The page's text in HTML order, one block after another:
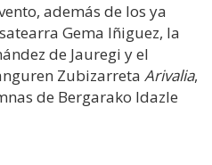
además de los ya
Gema Iñiguez, la
de Jauregi y el
Zubizarreta Arivalia,
de Bergarako Idazle